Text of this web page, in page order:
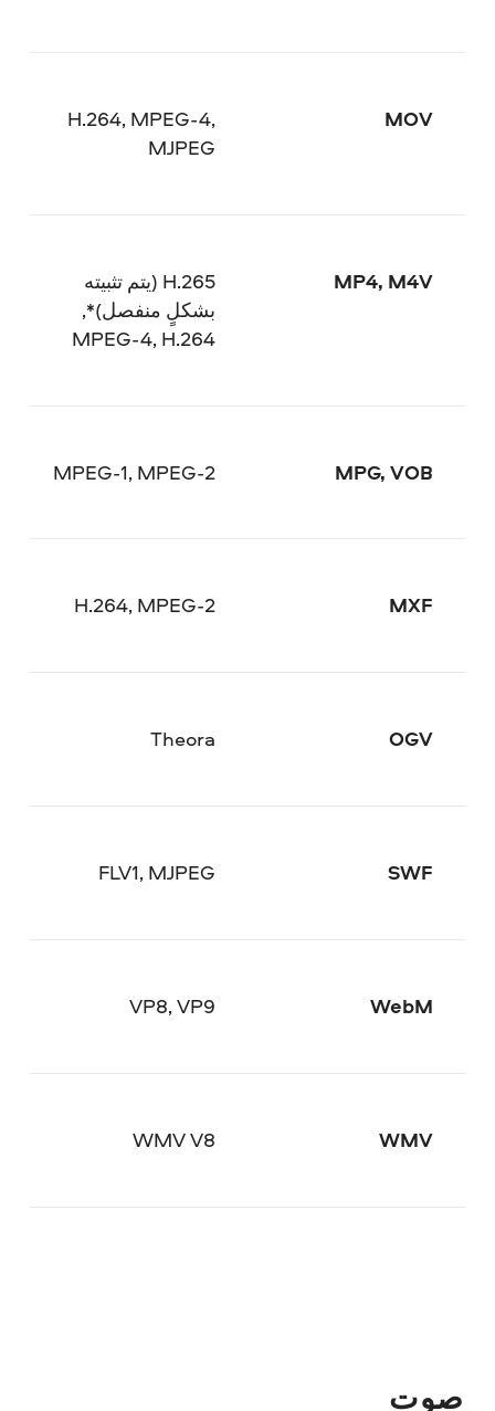
MOV
H.264, MPEG-4,
MJPEG
MP4, M4V
H.265 (يتم تثبيته
بشكلٍ منفصل)*,
MPEG-4, H.264
MPG, VOB
MPEG-1, MPEG-2
MXF
H.264, MPEG-2
OGV
Theora
SWF
FLV1, MJPEG
WebM
VP8, VP9
WMV
WMV V8
صوت